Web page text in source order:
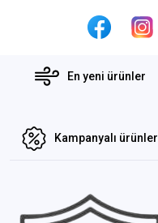
En yeni ürünler
Kampanyalı ürünler